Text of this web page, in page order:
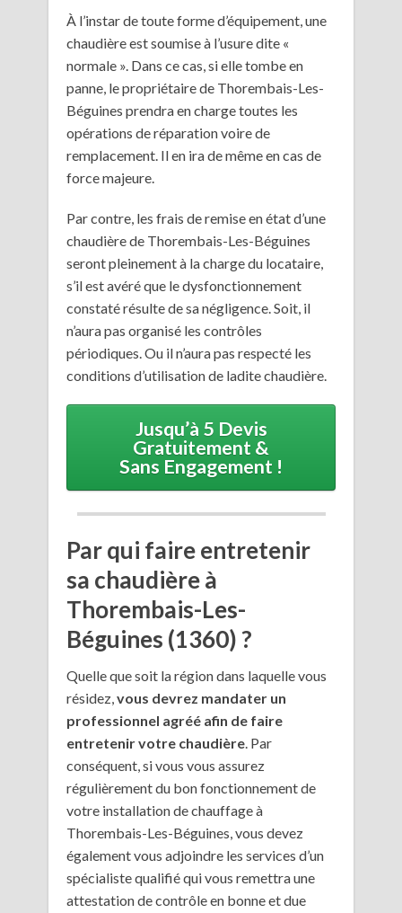
À l’instar de toute forme d’équipement, une
chaudière est soumise à l’usure dite «
normale ». Dans ce cas, si elle tombe en
panne, le propriétaire de Thorembais-Les-
Béguines prendra en charge toutes les
opérations de réparation voire de
remplacement. Il en ira de même en cas de
force majeure.
Par contre, les frais de remise en état d’une
chaudière de Thorembais-Les-Béguines
seront pleinement à la charge du locataire,
s’il est avéré que le dysfonctionnement
constaté résulte de sa négligence. Soit, il
n’aura pas organisé les contrôles
périodiques. Ou il n’aura pas respecté les
conditions d’utilisation de ladite chaudière.
Jusqu’à 5 Devis
Gratuitement &
Sans Engagement !
Par qui faire entretenir
sa chaudière à
Thorembais-Les-
Béguines (1360) ?
Quelle que soit la région dans laquelle vous
résidez,vous devrez mandater un
professionnel agréé afin de faire
entretenir votre chaudière. Par
conséquent, si vous vous assurez
régulièrement du bon fonctionnement de
votre installation de chauffage à
Thorembais-Les-Béguines, vous devez
également vous adjoindre les services d’un
spécialiste qualifié qui vous remettra une
attestation de contrôle en bonne et due